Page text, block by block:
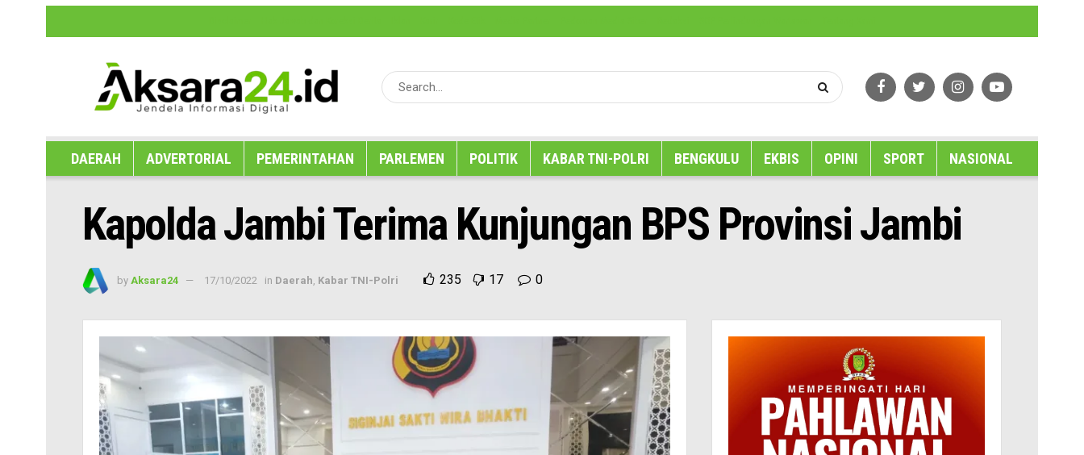
DAERAH ADVERTORIAL PEMERINTAHAN PARLEMEN POLITIK KABAR TNI-POLRI BENGKULU EKBIS OPINI SPORT NASIONAL
Kapolda Jambi Terima Kunjungan BPS Provinsi Jambi
by Aksara24 17/10/2022 in Daerah, Kabar TNI-Polri 235 17 0